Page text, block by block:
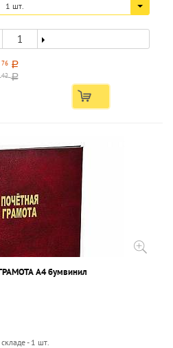
1 шт.
76 a
42 a
А4 бумвинил
- 1 шт.